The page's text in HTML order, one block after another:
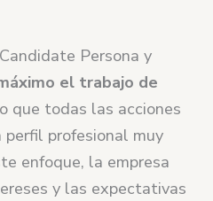
Persona y
el trabajo de
que todas las acciones
perfil profesional muy
enfoque, la empresa
y las expectativas